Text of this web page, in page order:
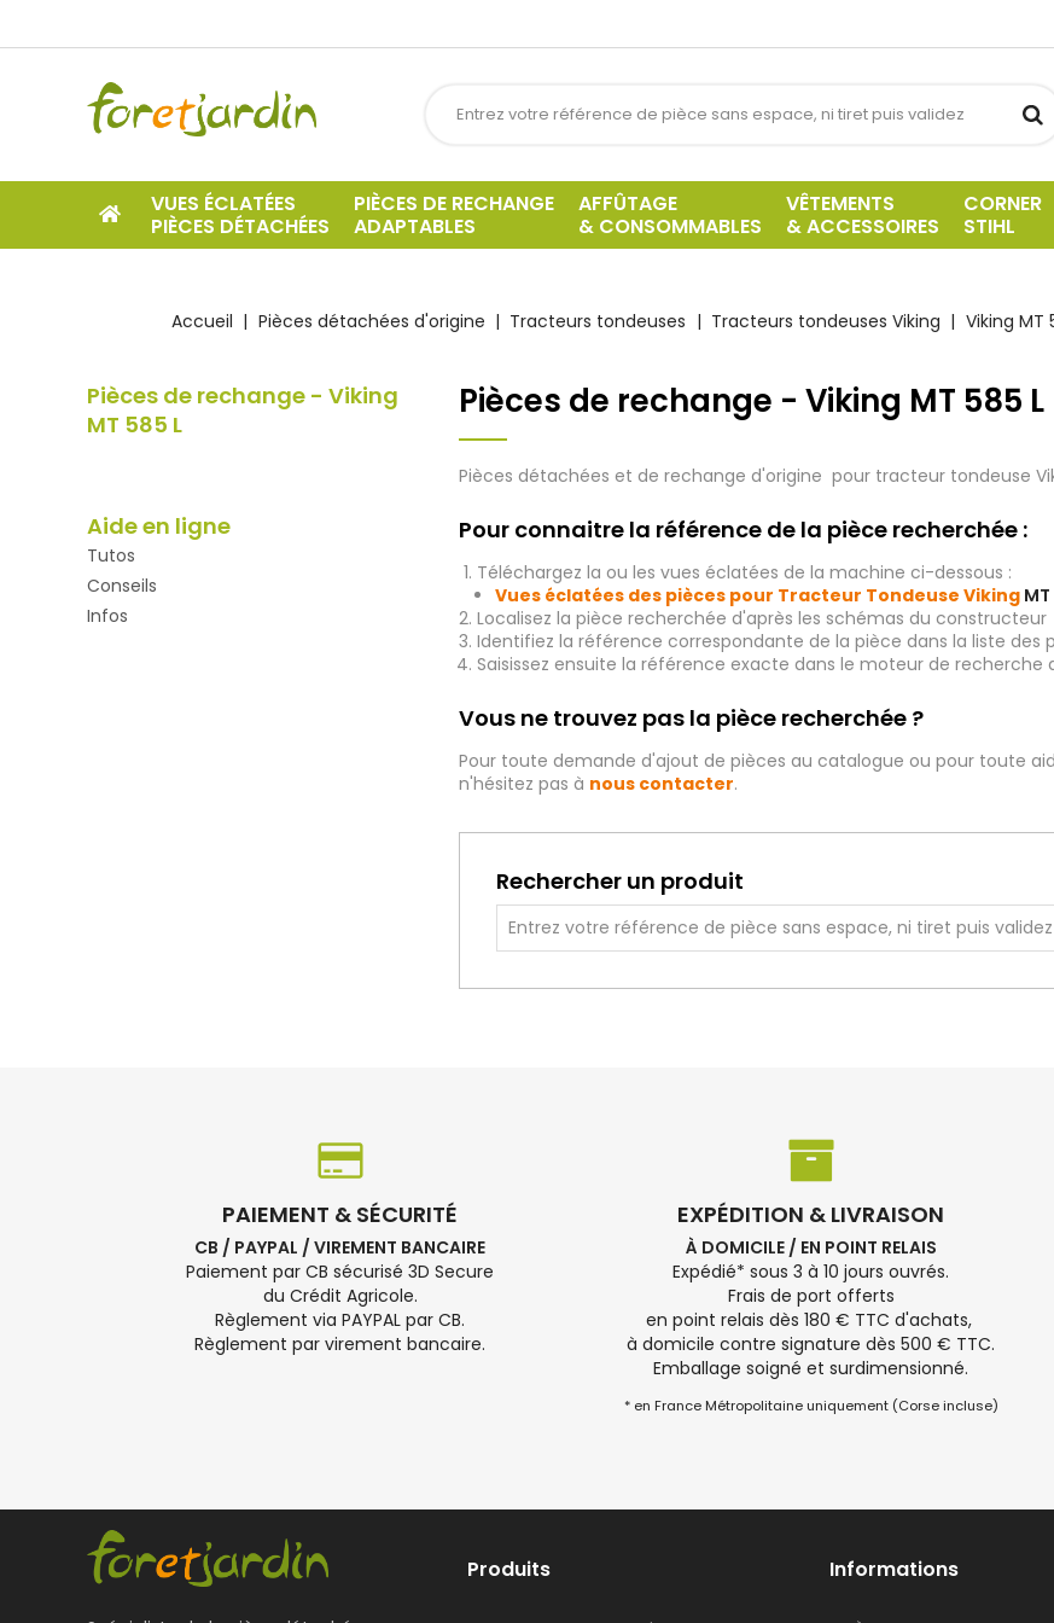
VUES ÉCLATÉES
PIÈCES DÉTACHÉES
PIÈCES DE RECHANGE
ADAPTABLES
AFFÛTAGE
& CONSOMMABLES
VÊTEMENTS
& ACCESSOIRES
CORNER
STIHL
Accueil Pièces détachées d'origine Tracteurs tondeuses Tracteurs tondeuses Viking Viking MT
Pièces de rechange - Viking
MT 585 L
Aide en ligne
Tutos
Conseils
Infos
Pièces de rechange - Viking MT 585 L
Pièces détachées et de rechange d'origine pour tracteur tondeuse
Pour connaitre la référence de la pièce recherchée :
Téléchargez la ou les vues éclatées de la machine ci-dessous :
Vues éclatées des pièces pour Tracteur Tondeuse Viking
Localisez la pièce recherchée d'après les schémas du constructeur
Identifiez la référence correspondante de la pièce dans la liste des
Saisissez ensuite la référence exacte dans le moteur de
Vous ne trouvez pas la pièce recherchée ?
Pour toute demande d'ajout de pièces au catalogue ou pour toute
n'hésitez pas à nous contacter.
Rechercher un produit
PAIEMENT & SÉCURITÉ
CB / PAYPAL / VIREMENT BANCAIRE
Paiement par CB sécurisé 3D Secure
du Crédit Agricole.
Règlement via PAYPAL par CB.
Règlement par virement bancaire.
EXPÉDITION & LIVRAISON
À DOMICILE / EN POINT RELAIS
Expédié* sous 3 à 10 jours ouvrés.
Frais de port offerts
en point relais dès 180 € TTC d'achats,
à domicile contre signature dès 500 € TTC.
Emballage soigné et surdimensionné.
* en France Métropolitaine uniquement (Corse incluse)
Produits Informations